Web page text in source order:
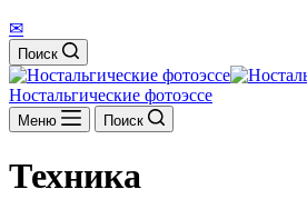
✉
Поиск
Ностальгические фотоэссе
Меню Поиск
Техника